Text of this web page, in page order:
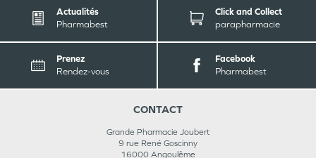
Actualités
Pharmabest
Click and Collect
parapharmacie
Prenez
Rendez-vous
Facebook
Pharmabest
CONTACT
Grande Pharmacie Joubert
9 rue René Goscinny
16000 Angoulême